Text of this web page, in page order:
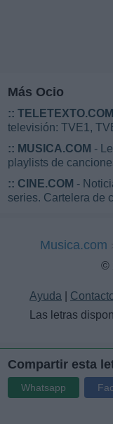
Más Ocio
:: TELETEXTO.COM
televisión: TVE1,
:: MUSICA.COM -
playlists de
:: CINE.COM -
series. Cartelera de
Musica.com
©
Ayuda
Las letras
Compartir esta
Whatsapp